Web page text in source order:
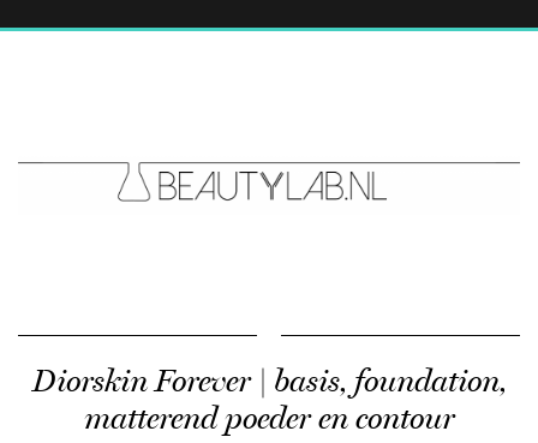
Diorskin Forever | basis, foundation,
matterend poeder en contour